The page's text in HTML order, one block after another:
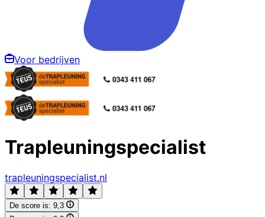
Voor bedrijven
Trapleuningspecialist
trapleuningspecialist.nl
De score is: 9,3